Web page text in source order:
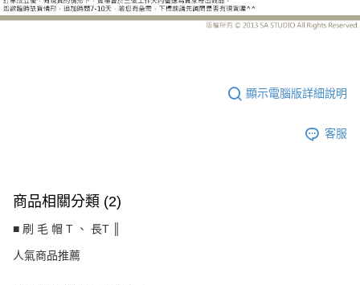
顯示電腦版詳細說明
客服
商品相關分類 (2)
■ 刷 毛 帽 T 、 長T ║
人氣商品推薦